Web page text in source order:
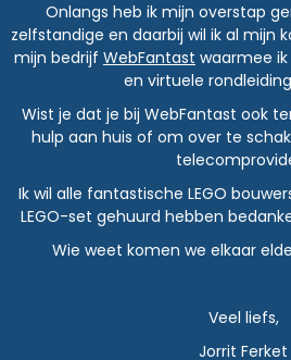
Onlangs heb ik mijn overstap
zelfstandige en daarbij wil ik al mijn
mijn bedrijf WebFantast waarmee
en virtuele
Wist je dat je bij WebFantast ook
hulp aan huis of om over te
Ik wil alle fantastische LEGO
LEGO-set gehuurd hebben
Wie weet komen we elkaar
Veel liefs,
Jorrit Ferket